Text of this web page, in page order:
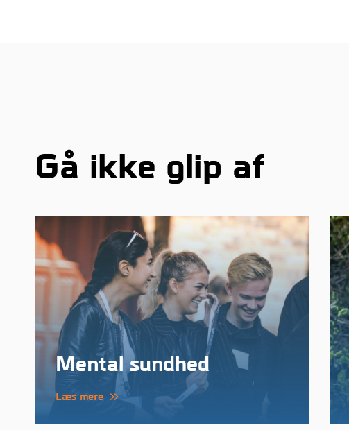
Gå ikke glip af
Mental sundhed
Læs mere